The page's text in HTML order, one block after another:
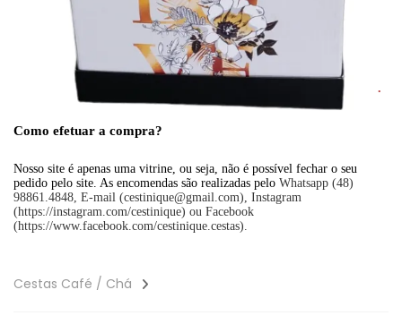
Como efetuar a compra?
Nosso site é apenas uma vitrine, ou seja, não é possível fechar o seu
pedido pelo site. As encomendas são realizadas pelo Whatsapp (48)
98861.4848, E-mail (cestinique@gmail.com), Instagram
(https://instagram.com/cestinique) ou Facebook
(https://www.facebook.com/cestinique.cestas).
Cestas Café / Chá